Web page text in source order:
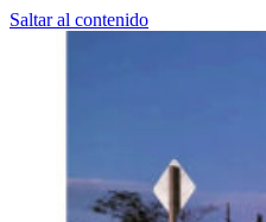
Saltar al contenido